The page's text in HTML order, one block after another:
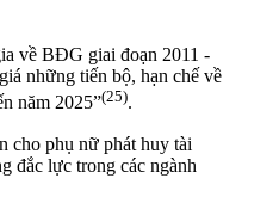
về BĐG giai đoạn 2011 -
những tiến bộ, hạn chế về
năm 2025”(25).
cho phụ nữ phát huy tài
đắc lực trong các ngành